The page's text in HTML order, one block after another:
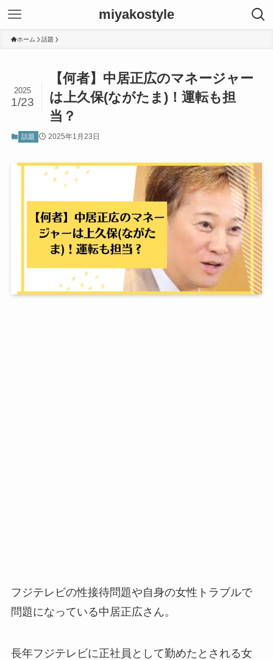
miyakostyle
ホーム 話題
【何者】中居正広のマネージャー
は上久保(ながたま)！運転も担
当？
2025
1/23
話題 2025年1月23日
フジテレビの性接待問題や自身の女性トラブルで
問題になっている中居正広さん。
長年フジテレビに正社員として勤めたとされる女